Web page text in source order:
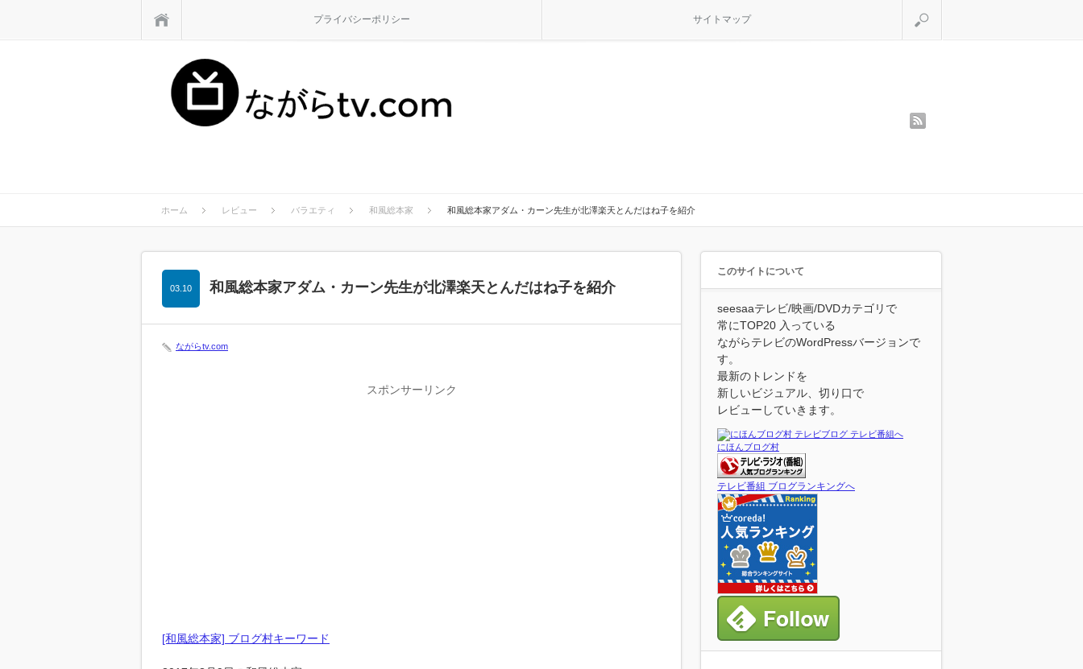
プライバシーポリシー サイトマップ
ホーム レビュー バラエティ 和風総本家 和風総本家アダム・カーン先生が北澤楽天とんだはね子を紹介
和風総本家アダム・カーン先生が北澤楽天とんだはね子を紹介
03.10
ながらtv.com
スポンサーリンク
[和風総本家] ブログ村キーワード
このサイトについて
seesaaテレビ/映画/DVDカテゴリで
常にTOP20 入っている
ながらテレビのWordPressバージョンで
す。
最新のトレンドを
新しいビジュアル、切り口で
レビューしていきます。
にほんブログ村
テレビ番組 ブログランキングへ